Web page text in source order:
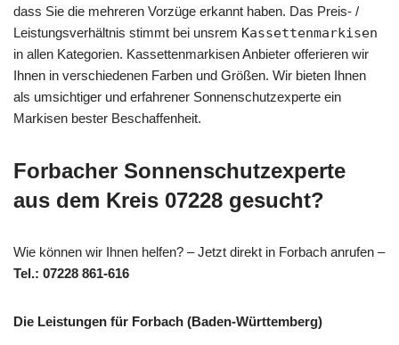
dass Sie die mehreren Vorzüge erkannt haben. Das Preis- /
Leistungsverhältnis stimmt bei unsrem Kassettenmarkisen
in allen Kategorien. Kassettenmarkisen Anbieter offerieren wir
Ihnen in verschiedenen Farben und Größen. Wir bieten Ihnen
als umsichtiger und erfahrener Sonnenschutzexperte ein
Markisen bester Beschaffenheit.
Forbacher Sonnenschutzexperte
aus dem Kreis 07228 gesucht?
Wie können wir Ihnen helfen? – Jetzt direkt in Forbach anrufen –
Tel.: 07228 861-616
Die Leistungen für Forbach (Baden-Württemberg)